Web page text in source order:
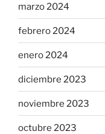
marzo 2024
febrero 2024
enero 2024
diciembre 2023
noviembre 2023
octubre 2023